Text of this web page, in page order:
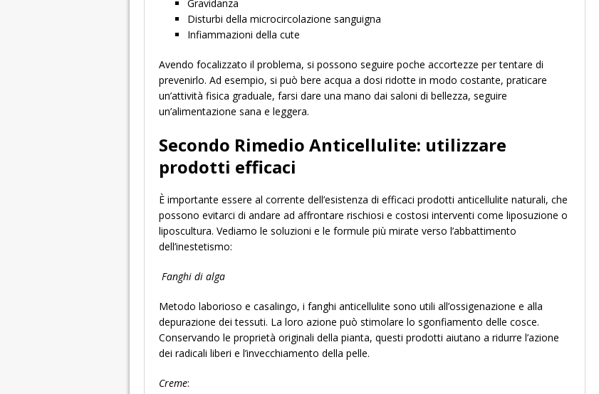
Gravidanza
Disturbi della microcircolazione sanguigna
Infiammazioni della cute
Avendo focalizzato il problema, si possono seguire poche accortezze per tentare di
prevenirlo. Ad esempio, si può bere acqua a dosi ridotte in modo costante, praticare
un’attività fisica graduale, farsi dare una mano dai saloni di bellezza, seguire
un’alimentazione sana e leggera.
Secondo Rimedio Anticellulite: utilizzare
prodotti efficaci
È importante essere al corrente dell’esistenza di efficaci prodotti anticellulite naturali, che
possono evitarci di andare ad affrontare rischiosi e costosi interventi come liposuzione o
liposcultura. Vediamo le soluzioni e le formule più mirate verso l’abbattimento
dell’inestetismo:
Fanghi di alga
Metodo laborioso e casalingo, i fanghi anticellulite sono utili all’ossigenazione e alla
depurazione dei tessuti. La loro azione può stimolare lo sgonfiamento delle cosce.
Conservando le proprietà originali della pianta, questi prodotti aiutano a ridurre l’azione
dei radicali liberi e l’invecchiamento della pelle.
Creme: